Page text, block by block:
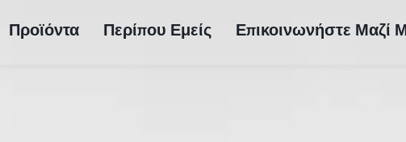
Προϊόντα Περίπου Εμείς Επικοινωνήστε Μαζί